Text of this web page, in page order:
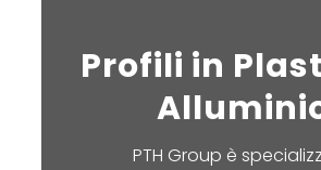
Profili in
PTH Group è